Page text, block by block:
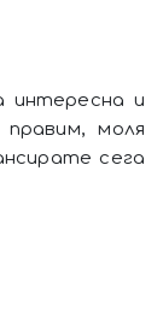
интересна и
моля
сега